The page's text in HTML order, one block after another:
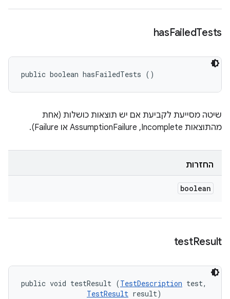
hasFailedTests
public boolean hasFailedTests ()
שיטה מסייעת לקביעת אם יש תוצאות כושלות (אחת
מהתוצאות Incomplete,‏ AssumptionFailure או Failure).
החזרות
boolean
testResult
public void testResult (TestDescription test,
TestResult result)